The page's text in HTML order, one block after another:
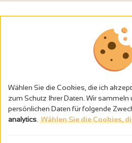
Alkoholmissbrauch ist gefährlich für die
Wählen Sie die Cookies, die ich
zum Schutz Ihrer Daten. Wir sammeln
persönlichen Daten für folgende
analytics Wählen Sie die Cookies,